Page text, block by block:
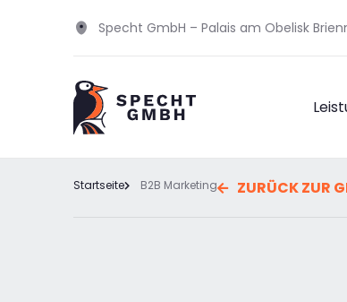
Specht GmbH – Palais am Obelisk
Startseite B2B Marketing ZURÜCK ZUR